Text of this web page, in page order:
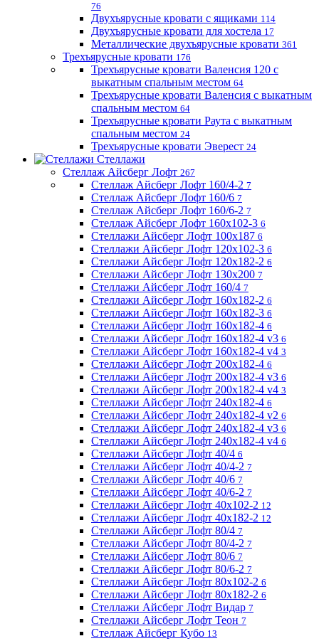
76
Двухъярусные кровати с ящиками 114
Двухъярусные кровати для хостела 17
Металлические двухъярусные кровати 361
Трехъярусные кровати 176
Трехъярусные кровати Валенсия 120 с
выкатным спальным местом 64
Трехъярусные кровати Валенсия с выкатным
спальным местом 64
Трехъярусные кровати Раута с выкатным
спальным местом 24
Трехъярусные кровати Эверест 24
Стеллажи
Стеллаж Айсберг Лофт 267
Стеллаж Айсберг Лофт 160/4-2 7
Стеллаж Айсберг Лофт 160/6 7
Стеллаж Айсберг Лофт 160/6-2 7
Стеллаж Айсберг Лофт 160х102-3 6
Стеллажи Айсберг Лофт 100х187 6
Стеллажи Айсберг Лофт 120х102-3 6
Стеллажи Айсберг Лофт 120х182-2 6
Стеллажи Айсберг Лофт 130х200 7
Стеллажи Айсберг Лофт 160/4 7
Стеллажи Айсберг Лофт 160х182-2 6
Стеллажи Айсберг Лофт 160х182-3 6
Стеллажи Айсберг Лофт 160х182-4 6
Стеллажи Айсберг Лофт 160х182-4 v3 6
Стеллажи Айсберг Лофт 160х182-4 v4 3
Стеллажи Айсберг Лофт 200х182-4 6
Стеллажи Айсберг Лофт 200х182-4 v3 6
Стеллажи Айсберг Лофт 200х182-4 v4 3
Стеллажи Айсберг Лофт 240х182-4 6
Стеллажи Айсберг Лофт 240х182-4 v2 6
Стеллажи Айсберг Лофт 240х182-4 v3 6
Стеллажи Айсберг Лофт 240х182-4 v4 6
Стеллажи Айсберг Лофт 40/4 6
Стеллажи Айсберг Лофт 40/4-2 7
Стеллажи Айсберг Лофт 40/6 7
Стеллажи Айсберг Лофт 40/6-2 7
Стеллажи Айсберг Лофт 40х102-2 12
Стеллажи Айсберг Лофт 40х182-2 12
Стеллажи Айсберг Лофт 80/4 7
Стеллажи Айсберг Лофт 80/4-2 7
Стеллажи Айсберг Лофт 80/6 7
Стеллажи Айсберг Лофт 80/6-2 7
Стеллажи Айсберг Лофт 80х102-2 6
Стеллажи Айсберг Лофт 80х182-2 6
Стеллажи Айсберг Лофт Видар 7
Стеллажи Айсберг Лофт Теон 7
Стеллаж Айсберг Кубо 13